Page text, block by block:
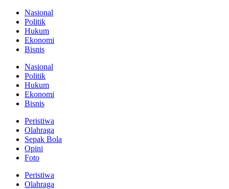
Nasional
Politik
Hukum
Ekonomi
Bisnis
Nasional
Politik
Hukum
Ekonomi
Bisnis
Peristiwa
Olahraga
Sepak Bola
Opini
Foto
Peristiwa
Olahraga